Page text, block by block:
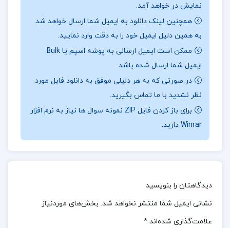
درباره نویسنده کتاب ساندویچ ژامبون چارلز بوکوفسکی
کتاب **ساندویچ ژامبون** (Ham On Ray) داستانی
بلند و جذاب است که سرشار از طنز است، اما در پس
این طنز، **چارلز بوکفسکی** به دغدغه‌ها و دردهای
جوامع صنعتی و مدرن می‌پردازد. این جوامع به مرور
زمان از روابط انسانی، عشق و عاطفه تهی می‌شوند و
روابط مکانیکی و سودجویی جایگزین آن‌ها می‌شود.
خود اشاره دارد که مانند تکه گوشتی میان دو نان گیر
افتاده است. این کتاب طنزی سیاه و تلخ است که در
پس ظاهر خنده‌دار خود می‌تواند اشک به چشم خواننده
بیاورد.
نمایش در خواهد آمد.
همچنین لینک دانلود به ایمیل شما ارسال خواهد شد
به همین دلیل ایمیل خود را به دقت وارد نمایید.
ممکن است ایمیل ارسالی به پوشه اسپم یا Bulk
ایمیل شما ارسال شده باشد.
در صورتی که به هر دلیلی موفق به دانلود فایل مورد
نظر نشدید با ما تماس بگیرید.
برای باز کردن فایل ZIP نمونه سوال ها نیاز به نرم افزار
Winrar دارید.
دیدگاهتان را بنویسید
نشانی ایمیل شما منتشر نخواهد شد. بخش‌های موردنیاز
علامت‌گذاری شده‌اند *